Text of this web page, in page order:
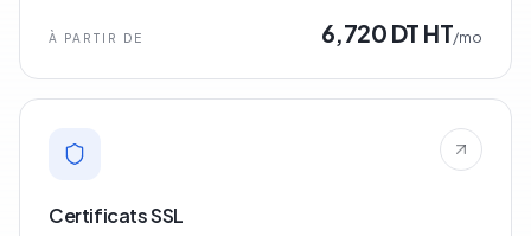
À PARTIR DE 6,720 DT HT/mo
Certificats SSL